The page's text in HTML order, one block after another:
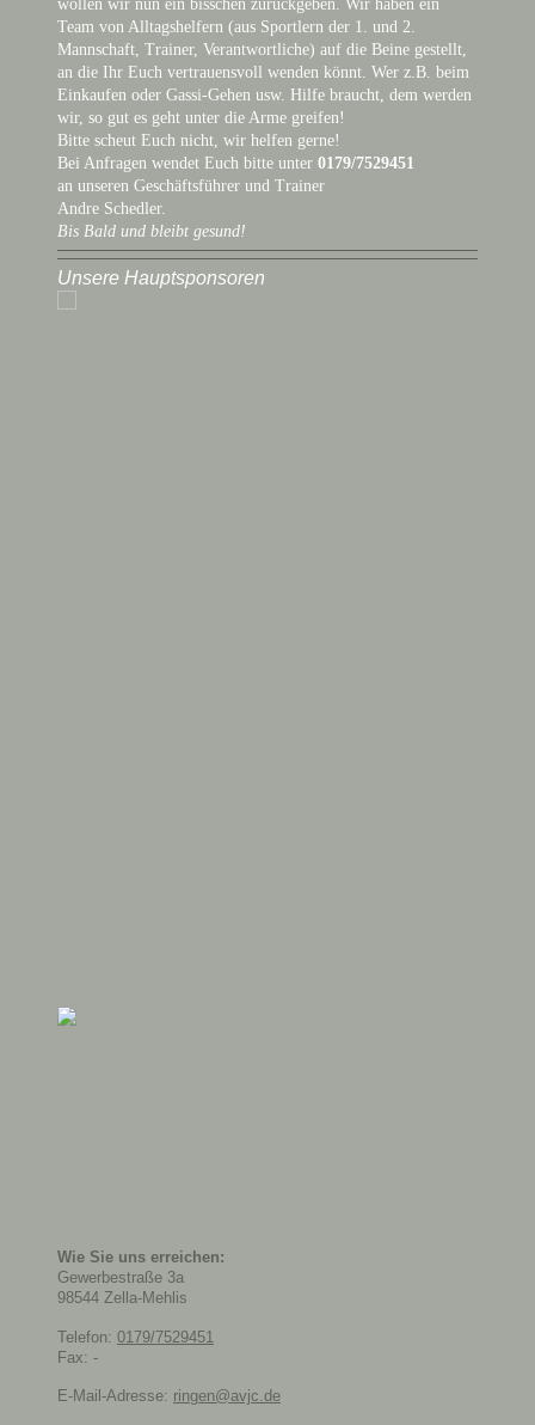
wollen wir nun ein bisschen zurückgeben. Wir haben ein
Team von Alltagshelfern (aus Sportlern der 1. und 2.
Mannschaft, Trainer, Verantwortliche) auf die Beine gestellt,
an die Ihr Euch vertrauensvoll wenden könnt. Wer z.B. beim
Einkaufen oder Gassi-Gehen usw. Hilfe braucht, dem werden
wir, so gut es geht unter die Arme greifen!
Bitte scheut Euch nicht, wir helfen gerne!
Bei Anfragen wendet Euch bitte unter 0179/7529451
an unseren Geschäftsführer und Trainer
Andre Schedler.
Bis Bald und bleibt gesund!
Unsere Hauptsponsoren
Wie Sie uns erreichen:
Gewerbestraße 3a
98544 Zella-Mehlis
Telefon: 0179/7529451
Fax: -
E-Mail-Adresse: ringen@avjc.de